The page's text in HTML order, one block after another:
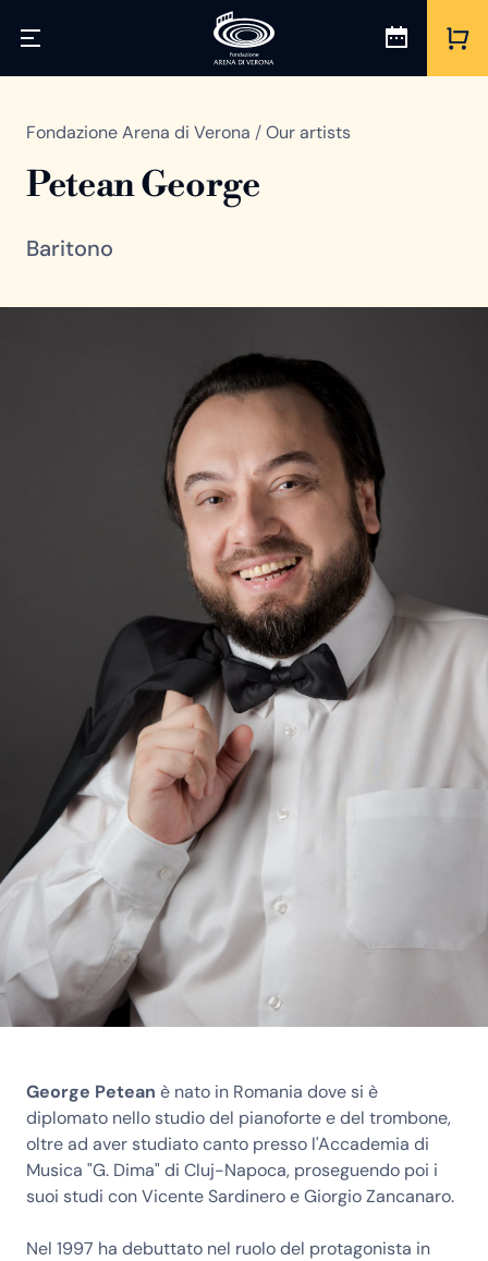
Fondazione Arena di Verona /Our artists
Petean George
Baritono
George Petean è nato in Romania dove si è
diplomato nello studio del pianoforte e del trombone,
oltre ad aver studiato canto presso l'Accademia di
Musica "G. Dima" di Cluj-Napoca, proseguendo poi i
suoi studi con Vicente Sardinero e Giorgio Zancanaro.
Nel 1997 ha debuttato nel ruolo del protagonista in